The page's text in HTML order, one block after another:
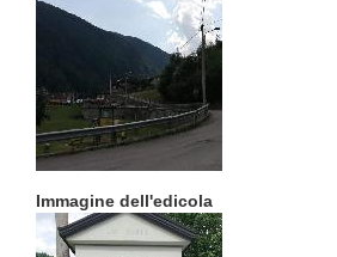
Immagine dell'edicola